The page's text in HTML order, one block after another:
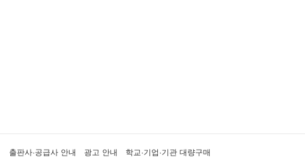
출판사·공급사 안내 광고 안내 학교·기업·기관 대량구매